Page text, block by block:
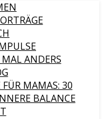
ANDERS
FÜR MAMAS: 30
BALANCE